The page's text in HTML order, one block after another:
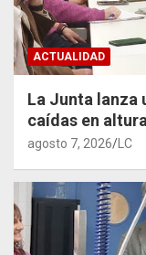
ACTUALIDAD
La Junta lanza
caídas en
agosto 7, 2026 LC